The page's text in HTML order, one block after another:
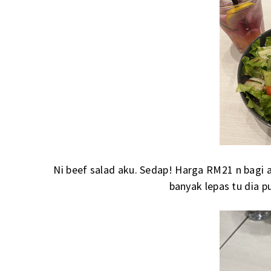
Ni beef salad aku. Sedap! Harga RM21 n
banyak lepas tu dia